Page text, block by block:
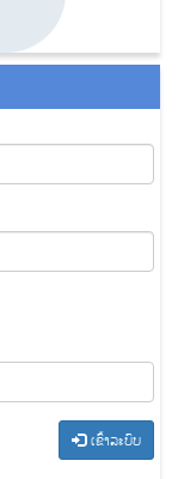
​ເຂົ້າ​ລະ​ບົບ